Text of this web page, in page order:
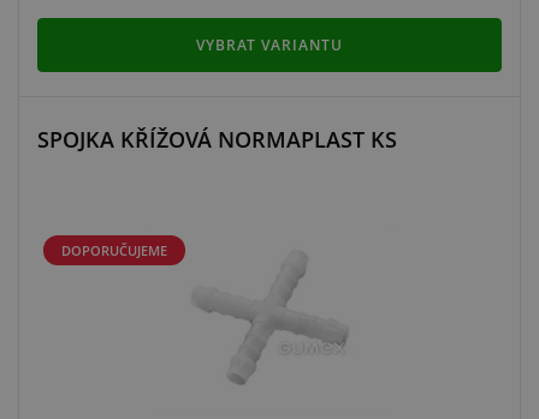
VYBRAT VARIANTU
SPOJKA KŘÍŽOVÁ NORMAPLAST KS
DOPORUČUJEME